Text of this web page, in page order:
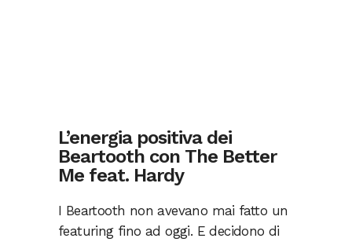
L’energia positiva dei
Beartooth con The Better
Me feat. Hardy
I Beartooth non avevano mai fatto un
featuring fino ad oggi. E decidono di